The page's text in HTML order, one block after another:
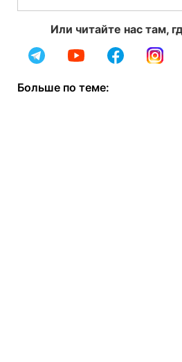
Или читайте нас там,
Больше по теме: